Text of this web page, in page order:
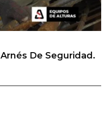
De Seguridad.